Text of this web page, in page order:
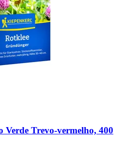
Verde Trevo-​vermelho, 400